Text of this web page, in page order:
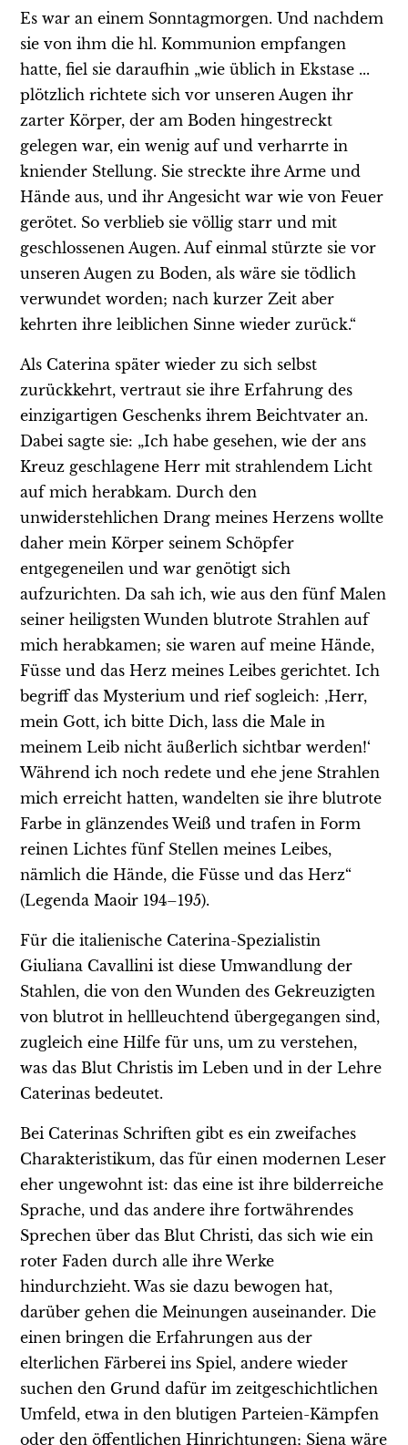
Es war an einem Sonntagmorgen. Und nachdem
sie von ihm die hl. Kommunion empfangen
hatte, fiel sie daraufhin „wie üblich in Ekstase ...
plötzlich richtete sich vor unseren Augen ihr
zarter Körper, der am Boden hingestreckt
gelegen war, ein wenig auf und verharrte in
kniender Stellung. Sie streckte ihre Arme und
Hände aus, und ihr Angesicht war wie von Feuer
gerötet. So verblieb sie völlig starr und mit
geschlossenen Augen. Auf einmal stürzte sie vor
unseren Augen zu Boden, als wäre sie tödlich
verwundet worden; nach kurzer Zeit aber
kehrten ihre leiblichen Sinne wieder zurück.“
Als Caterina später wieder zu sich selbst
zurückkehrt, vertraut sie ihre Erfahrung des
einzigartigen Geschenks ihrem Beichtvater an.
Dabei sagte sie: „Ich habe gesehen, wie der ans
Kreuz geschlagene Herr mit strahlendem Licht
auf mich herabkam. Durch den
unwiderstehlichen Drang meines Herzens wollte
daher mein Körper seinem Schöpfer
entgegeneilen und war genötigt sich
aufzurichten. Da sah ich, wie aus den fünf Malen
seiner heiligsten Wunden blutrote Strahlen auf
mich herabkamen; sie waren auf meine Hände,
Füsse und das Herz meines Leibes gerichtet. Ich
begriff das Mysterium und rief sogleich: ‚Herr,
mein Gott, ich bitte Dich, lass die Male in
meinem Leib nicht äußerlich sichtbar werden!‘
Während ich noch redete und ehe jene Strahlen
mich erreicht hatten, wandelten sie ihre blutrote
Farbe in glänzendes Weiß und trafen in Form
reinen Lichtes fünf Stellen meines Leibes,
nämlich die Hände, die Füsse und das Herz“
(Legenda Maoir 194–195).
Für die italienische Caterina-Spezialistin
Giuliana Cavallini ist diese Umwandlung der
Stahlen, die von den Wunden des Gekreuzigten
von blutrot in hellleuchtend übergegangen sind,
zugleich eine Hilfe für uns, um zu verstehen,
was das Blut Christis im Leben und in der Lehre
Caterinas bedeutet.
Bei Caterinas Schriften gibt es ein zweifaches
Charakteristikum, das für einen modernen Leser
eher ungewohnt ist: das eine ist ihre bilderreiche
Sprache, und das andere ihre fortwährendes
Sprechen über das Blut Christi, das sich wie ein
roter Faden durch alle ihre Werke
hindurchzieht. Was sie dazu bewogen hat,
darüber gehen die Meinungen auseinander. Die
einen bringen die Erfahrungen aus der
elterlichen Färberei ins Spiel, andere wieder
suchen den Grund dafür im zeitgeschichtlichen
Umfeld, etwa in den blutigen Parteien-Kämpfen
oder den öffentlichen Hinrichtungen; Siena wäre